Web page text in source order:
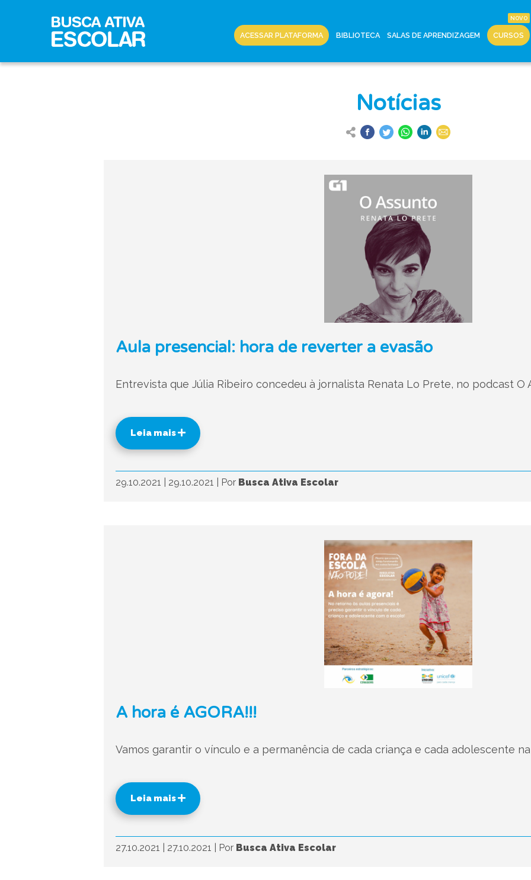
ACESSAR PLATAFORMA BIBLIOTECA SALAS DE APRENDIZAGEM CURSOS
Notícias
Aula presencial: hora de reverter a evasão
Entrevista que Júlia Ribeiro concedeu à jornalista Renata Lo Prete, no podcast O
Leia mais
29.10.2021 29.10.2021 Por Busca Ativa Escolar
A hora é AGORA!!!
Vamos garantir o vínculo e a permanência de cada criança e cada adolescente
Leia mais
27.10.2021 27.10.2021 Por Busca Ativa Escolar